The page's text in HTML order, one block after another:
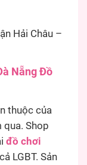
Hải Châu –
Nẵng Đồ
thuộc của
qua. Shop
đồ chơi
LGBT. Sản